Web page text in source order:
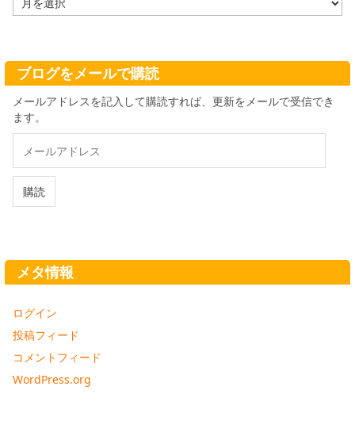
ー
ブ
ブログをメールで購読
メールアドレスを記入して購読すれば、更新をメールで受信でき
ます。
ル
ド
購読
メタ情報
ログイン
投稿フィード
コメントフィード
WordPress.org